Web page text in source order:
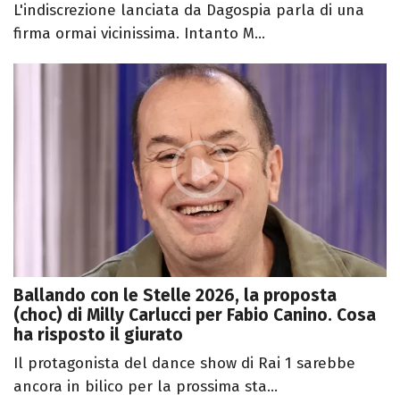
L'indiscrezione lanciata da Dagospia parla di una
firma ormai vicinissima. Intanto M...
Ballando con le Stelle 2026, la proposta
(choc) di Milly Carlucci per Fabio Canino. Cosa
ha risposto il giurato
Il protagonista del dance show di Rai 1 sarebbe
ancora in bilico per la prossima sta...